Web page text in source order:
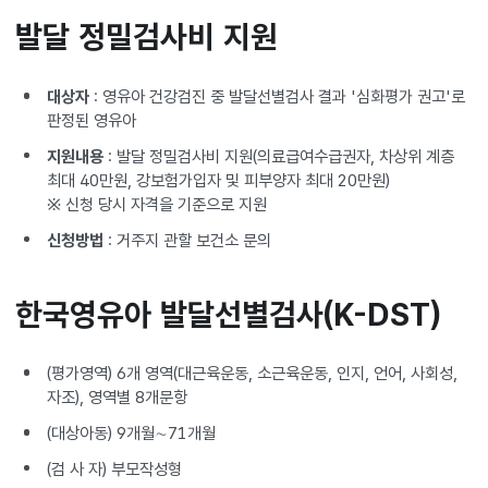
발달 정밀검사비 지원
대상자 : 영유아 건강검진 중 발달선별검사 결과 '심화평가 권고'로
판정된 영유아
지원내용 : 발달 정밀검사비 지원(의료급여수급권자, 차상위 계층
최대 40만원, 강보험가입자 및 피부양자 최대 20만원)
※ 신청 당시 자격을 기준으로 지원
신청방법 : 거주지 관할 보건소 문의
한국영유아 발달선별검사(K-DST)
(평가영역) 6개 영역(대근육운동, 소근육운동, 인지, 언어, 사회성,
자조), 영역별 8개문항
(대상아동) 9개월∼71개월
(검 사 자) 부모작성형